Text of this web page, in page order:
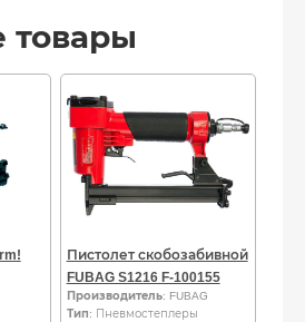
товары
Пистолет скобозабивной
FUBAG S1216 F-100155
Производитель: FUBAG
Тип: Пневмостеплеры